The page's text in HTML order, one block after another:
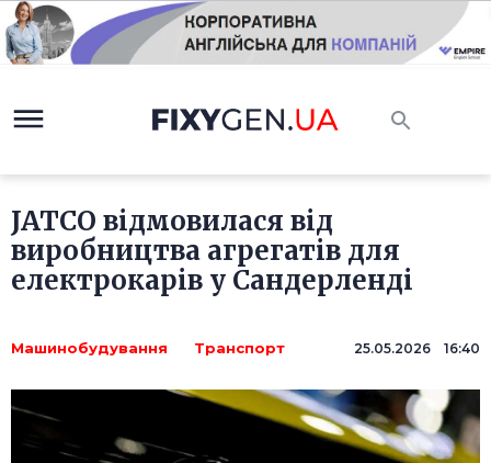
JATCO відмовилася від
виробництва агрегатів для
електрокарів у Сандерленді
Машинобудування Транспорт 25.05.2026 16:40